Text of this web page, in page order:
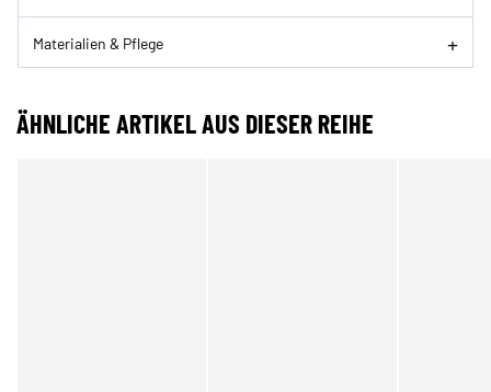
Materialien & Pflege
ÄHNLICHE ARTIKEL AUS DIESER REIHE